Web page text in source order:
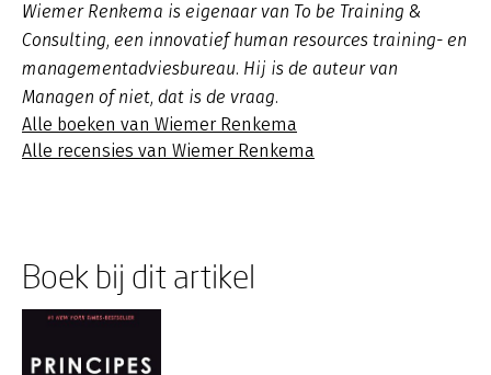
Wiemer Renkema is eigenaar van To be Training &
Consulting, een innovatief human resources training- en
managementadviesbureau. Hij is de auteur van
Managen of niet, dat is de vraag.
Alle boeken van Wiemer Renkema
Alle recensies van Wiemer Renkema
Boek bij dit artikel